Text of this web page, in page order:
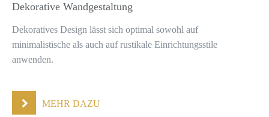
Dekorative Wandgestaltung
Dekoratives Design lässt sich optimal sowohl auf
minimalistische als auch auf rustikale Einrichtungsstile
anwenden.
MEHR DAZU